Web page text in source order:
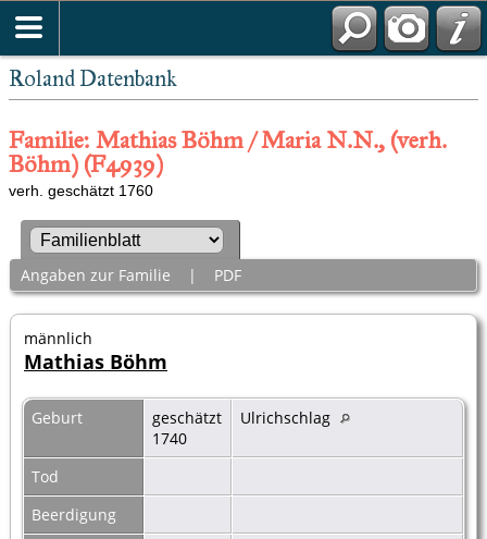
Roland Datenbank
Familie: Mathias Böhm / Maria N.N., (verh.
Böhm) (F4939)
verh. geschätzt 1760
Angaben zur Familie | PDF
männlich
Mathias Böhm
Geburt
geschätzt
1740
Ulrichschlag
Tod
Beerdigung